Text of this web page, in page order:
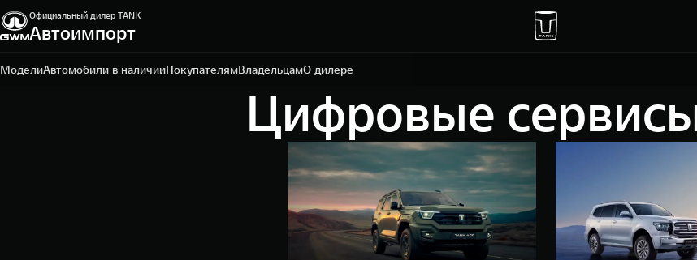
Официальный дилер TANK
Автоимпорт
МоделиАвтомобили в наличииПокупателямВладельцамО дилере
Рязань, Куйбышевское шоссе, д. 40, стр 1.
7 4912 506-300
Цифровые